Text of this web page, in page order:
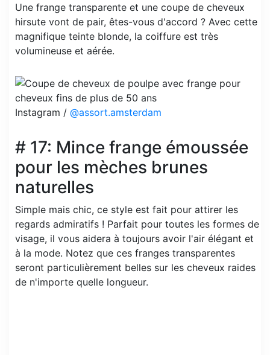
Une frange transparente et une coupe de cheveux
hirsute vont de pair, êtes-vous d'accord ? Avec cette
magnifique teinte blonde, la coiffure est très
volumineuse et aérée.
Instagram / @assort.amsterdam
# 17: Mince frange émoussée
pour les mèches brunes
naturelles
Simple mais chic, ce style est fait pour attirer les
regards admiratifs ! Parfait pour toutes les formes de
visage, il vous aidera à toujours avoir l'air élégant et
à la mode. Notez que ces franges transparentes
seront particulièrement belles sur les cheveux raides
de n'importe quelle longueur.